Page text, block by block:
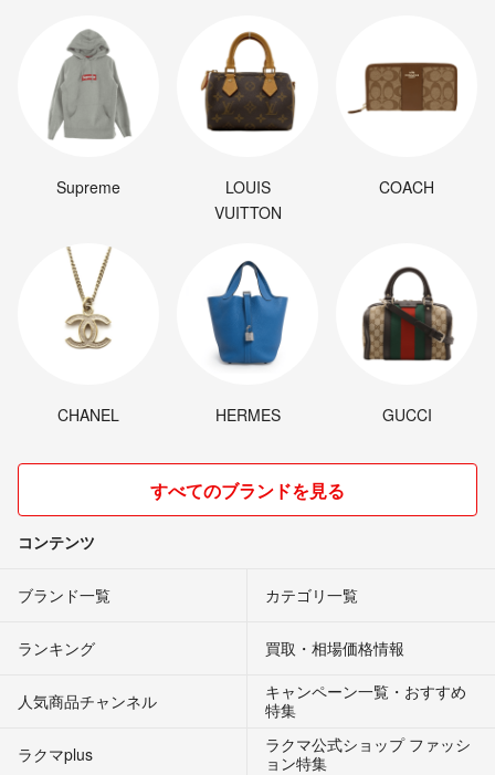
Supreme
LOUIS
VUITTON
COACH
CHANEL HERMES GUCCI
すべてのブランドを見る
コンテンツ
ブランド一覧 カテゴリ一覧
ランキング 買取・相場価格情報
人気商品チャンネル
キャンペーン一覧・おすすめ
特集
ラクマplus
ラクマ公式ショップ ファッシ
ョン特集